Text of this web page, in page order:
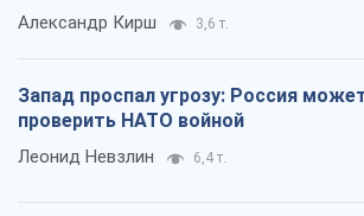
Александр Кирш 3,6 т.
Запад проспал угрозу: Россия
проверить НАТО войной
Леонид Невзлин 6,4 т.